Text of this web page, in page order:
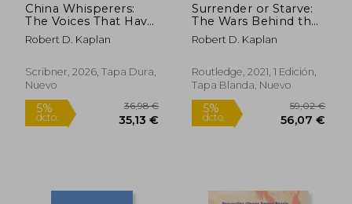
5% 26,20 € 5%
China Whisperers:
The Voices That Have
Shaped America's
Views of Its Chief
Inglés)
Robert D. Kaplan
Scribner, 2026, Tapa Dura,
Nuevo
Surrender or Starve:
The Wars Behind the
Famine (en Inglés)
Robert D. Kaplan
Routledge, 2021, 1 Edición,
Tapa Blanda, Nuevo